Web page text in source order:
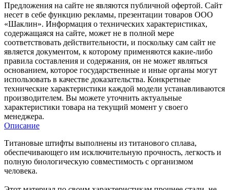
Предложения на сайте не являются публичной офертой. Сайт
несет в себе функцию рекламы, презентации товаров ООО
«Шаклин». Информация о технических характеристиках,
содержащаяся на сайте, может не в полной мере
соответствовать действительности, и поскольку сам сайт не
является документом, к которому применяются какие-либо
правила составления и содержания, он не может являться
основанием, которое государственные и иные органы могут
использовать в качестве доказательства. Конкретные
технические характеристики каждой модели устанавливаются
производителем. Вы можете уточнить актуальные
характеристики товара на текущий момент у своего
менеджера.
Описание
Титановые штифты выполнены из титанового сплава,
обеспечивающего им исключительную прочность, легкость и
полную биологическую совместимость с организмом
человека.